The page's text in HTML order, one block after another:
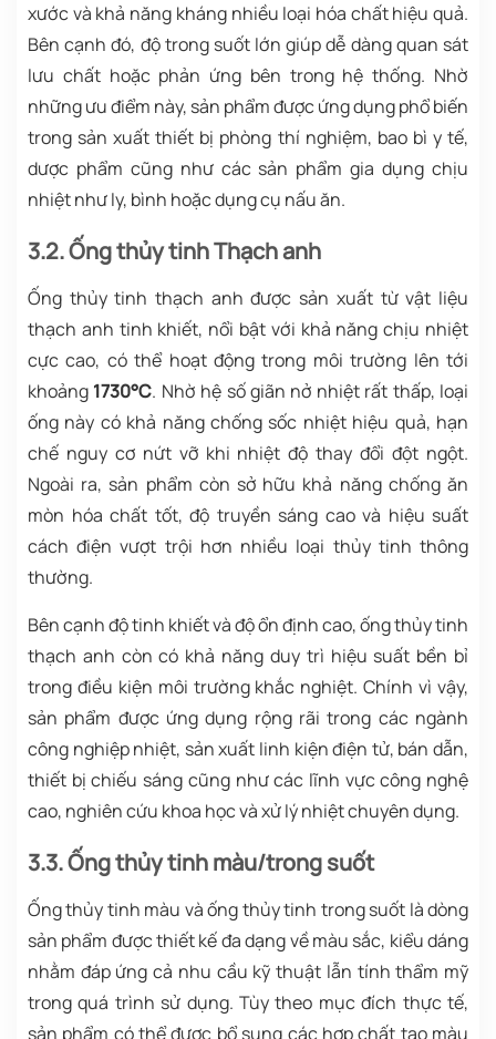
xước và khả năng kháng nhiều loại hóa chất hiệu quả.
Bên cạnh đó, độ trong suốt lớn giúp dễ dàng quan sát
lưu chất hoặc phản ứng bên trong hệ thống. Nhờ
những ưu điểm này, sản phẩm được ứng dụng phổ biến
trong sản xuất thiết bị phòng thí nghiệm, bao bì y tế,
dược phẩm cũng như các sản phẩm gia dụng chịu
nhiệt như ly, bình hoặc dụng cụ nấu ăn.
3.2. Ống thủy tinh Thạch anh
Ống thủy tinh thạch anh được sản xuất từ vật liệu
thạch anh tinh khiết, nổi bật với khả năng chịu nhiệt
cực cao, có thể hoạt động trong môi trường lên tới
khoảng 1730°C. Nhờ hệ số giãn nở nhiệt rất thấp, loại
ống này có khả năng chống sốc nhiệt hiệu quả, hạn
chế nguy cơ nứt vỡ khi nhiệt độ thay đổi đột ngột.
Ngoài ra, sản phẩm còn sở hữu khả năng chống ăn
mòn hóa chất tốt, độ truyền sáng cao và hiệu suất
cách điện vượt trội hơn nhiều loại thủy tinh thông
thường.
Bên cạnh độ tinh khiết và độ ổn định cao, ống thủy tinh
thạch anh còn có khả năng duy trì hiệu suất bền bỉ
trong điều kiện môi trường khắc nghiệt. Chính vì vậy,
sản phẩm được ứng dụng rộng rãi trong các ngành
công nghiệp nhiệt, sản xuất linh kiện điện tử, bán dẫn,
thiết bị chiếu sáng cũng như các lĩnh vực công nghệ
cao, nghiên cứu khoa học và xử lý nhiệt chuyên dụng.
3.3. Ống thủy tinh màu/trong suốt
Ống thủy tinh màu và ống thủy tinh trong suốt là dòng
sản phẩm được thiết kế đa dạng về màu sắc, kiểu dáng
nhằm đáp ứng cả nhu cầu kỹ thuật lẫn tính thẩm mỹ
trong quá trình sử dụng. Tùy theo mục đích thực tế,
sản phẩm có thể được bổ sung các hợp chất tạo màu